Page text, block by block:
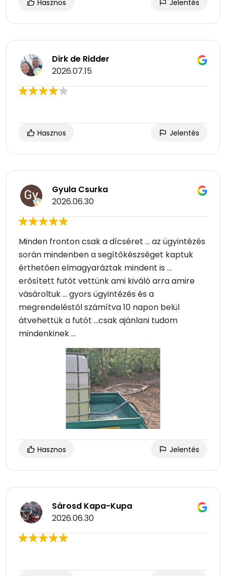
Hasznos Jelentés
Dirk de Ridder
2026.07.15
Hasznos Jelentés
Gyula Csurka
2026.06.30
Minden fronton csak a dícséret ... az ügyintézés
során mindenben a segítőkészséget kaptuk
érthetően elmagyaráztak mindent is ...
erősített futót vettünk ami kiváló arra amire
vásároltuk ... gyors ügyintézés és a
megrendeléstől számítva 10 napon belül
átvehettük a futót ...csak ajánlani tudom
mindenkinek ...
Hasznos Jelentés
Sárosd Kapa-Kupa
2026.06.30